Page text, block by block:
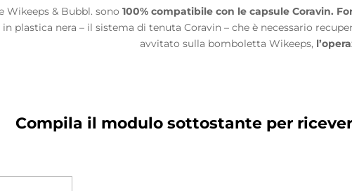
Wikeeps & Bubbl. sono 100% compatibile con le capsule Coravin.
plastica nera – il sistema di tenuta Coravin – che è necessario
avvitato sulla bomboletta Wikeeps,
Compila il modulo sottostante per